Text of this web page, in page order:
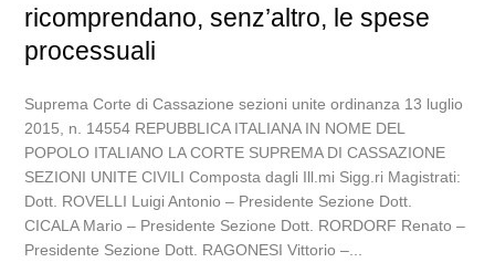
ricomprendano, senz’altro, le spese
processuali
Suprema Corte di Cassazione sezioni unite ordinanza 13 luglio
2015, n. 14554 REPUBBLICA ITALIANA IN NOME DEL
POPOLO ITALIANO LA CORTE SUPREMA DI CASSAZIONE
SEZIONI UNITE CIVILI Composta dagli Ill.mi Sigg.ri Magistrati:
Dott. ROVELLI Luigi Antonio – Presidente Sezione Dott.
CICALA Mario – Presidente Sezione Dott. RORDORF Renato –
Presidente Sezione Dott. RAGONESI Vittorio –...